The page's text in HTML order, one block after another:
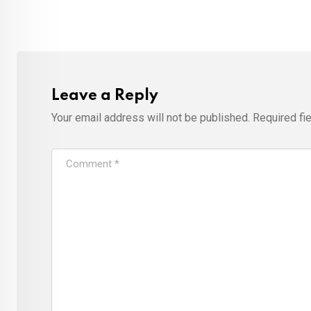
Leave a Reply
Your email address will not be published. Required